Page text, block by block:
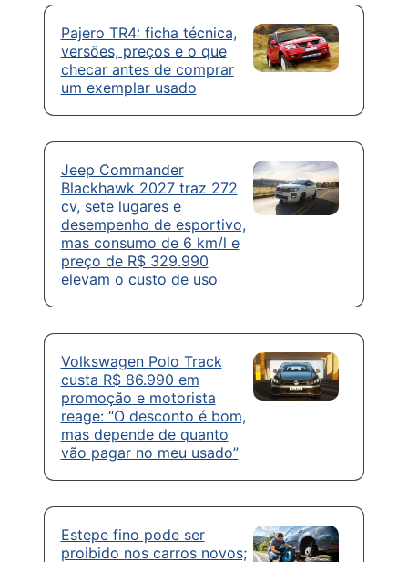
Pajero TR4: ficha técnica,
versões, preços e o que
checar antes de comprar
um exemplar usado
Jeep Commander
Blackhawk 2027 traz 272
cv, sete lugares e
desempenho de esportivo,
mas consumo de 6 km/l e
preço de R$ 329.990
elevam o custo de uso
Volkswagen Polo Track
custa R$ 86.990 em
promoção e motorista
reage: “O desconto é bom,
mas depende de quanto
vão pagar no meu usado”
Estepe fino pode ser
proibido nos carros novos;